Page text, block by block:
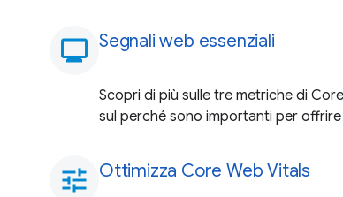
monitoring
Segnali web essenziali
Scopri di più sulle tre metriche di
sul perché sono importanti per
tune Ottimizza Core Web Vitals